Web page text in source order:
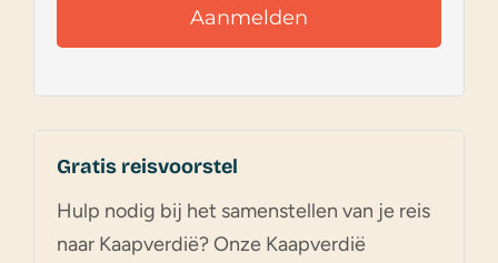
Gratis reisvoorstel
Hulp nodig bij het samenstellen van je reis
naar Kaapverdië? Onze Kaapverdië